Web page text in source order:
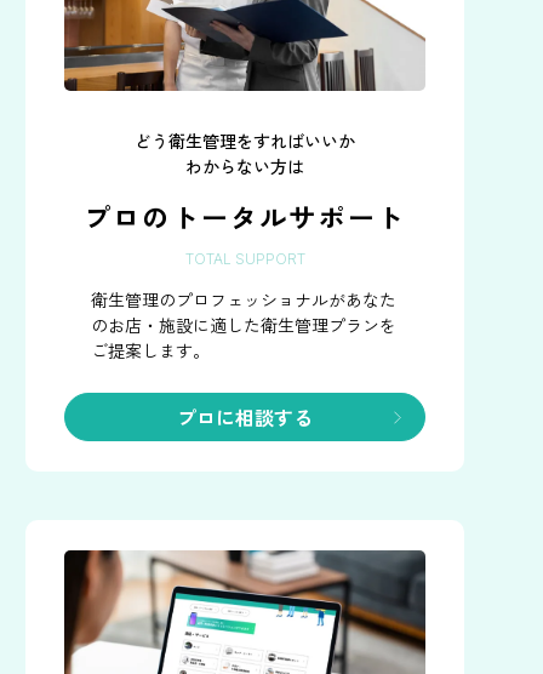
どう衛生管理をすればいいか
わからない方は
プロのトータルサポート
TOTAL SUPPORT
衛生管理のプロフェッショナルがあなた
のお店・施設に適した衛生管理プランを
ご提案します。
プロに相談する